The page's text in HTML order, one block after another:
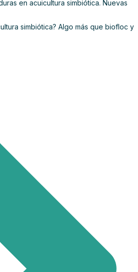
en acuicultura simbiótica. Nuevas
simbiótica? Algo más que biofloc y